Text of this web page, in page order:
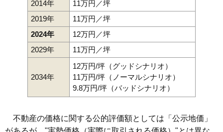
2014年
11万円／坪
2019年
11万円／坪
2024年
12万円／坪
2029年
11万円／坪
2034年
12万円/坪（グッドシナリオ）
11万円/坪（ノーマルシナリオ）
9.8万円/坪（バッドシナリオ）
不動産の価格に関する公的評価額としては「公示地価」